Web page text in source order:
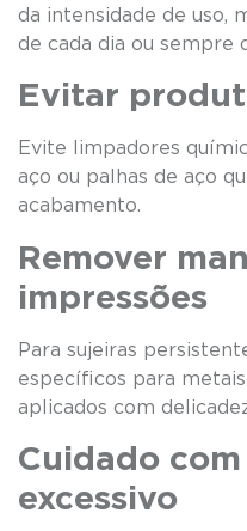
da intensidade de uso,
de cada dia ou sempre
Evitar
Evite limpadores
aço ou palhas de aço
acabamento.
Remover
impressões
Para sujeiras
específicos para
aplicados com
Cuidado
excessivo